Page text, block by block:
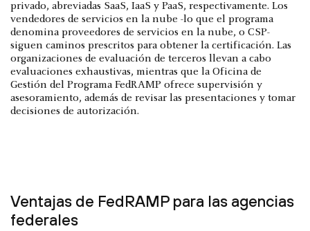
privado, abreviadas SaaS, IaaS y PaaS, respectivamente. Los
vendedores de servicios en la nube -lo que el programa
denomina proveedores de servicios en la nube, o CSP-
siguen caminos prescritos para obtener la certificación. Las
organizaciones de evaluación de terceros llevan a cabo
evaluaciones exhaustivas, mientras que la Oficina de
Gestión del Programa FedRAMP ofrece supervisión y
asesoramiento, además de revisar las presentaciones y tomar
decisiones de autorización.
Ventajas de FedRAMP para las agencias
federales